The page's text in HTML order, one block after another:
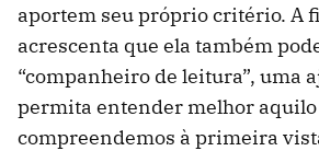
aportem seu próprio critério. A
acrescenta que ela também
“companheiro de leitura”, uma
permita entender melhor aquilo
compreendemos à primeira